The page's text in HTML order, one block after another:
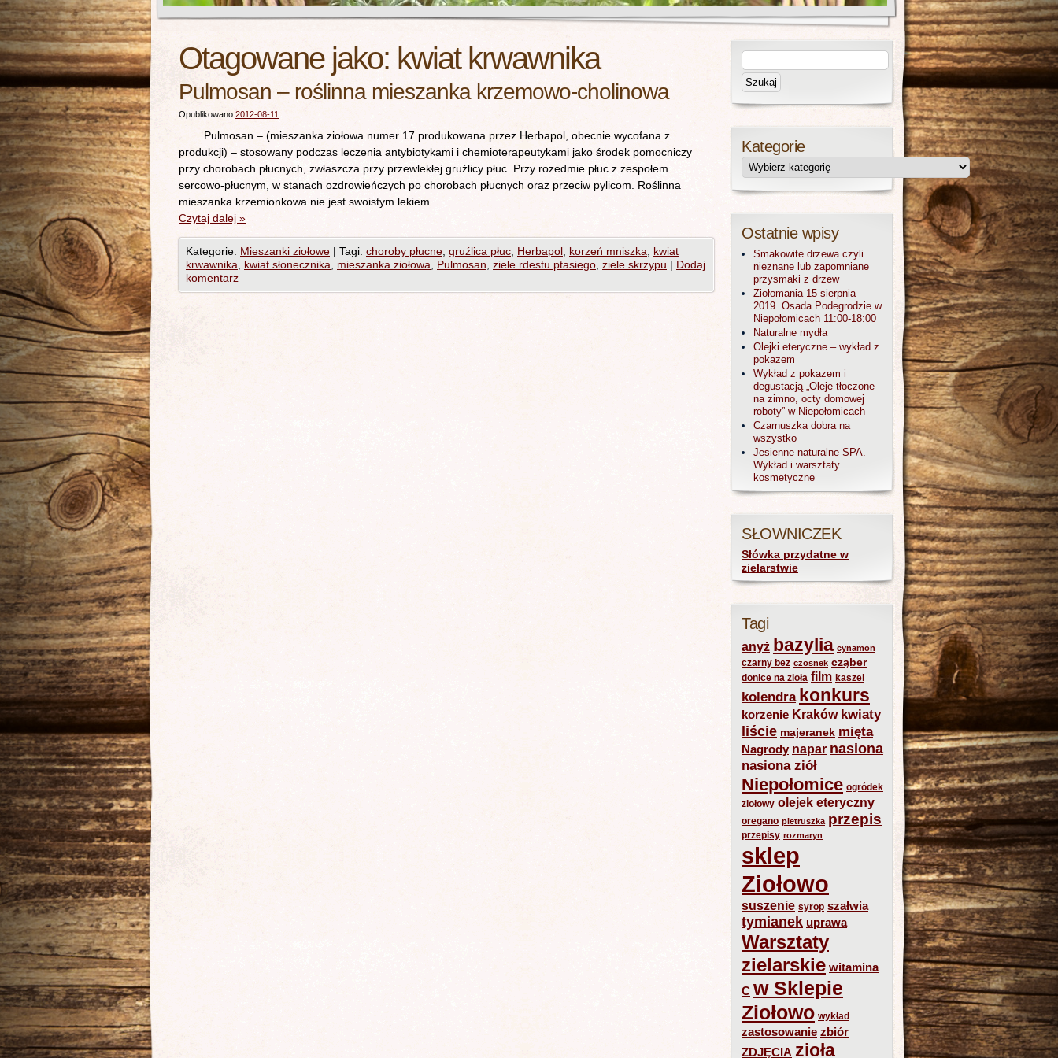
Otagowane jako: kwiat krwawnika
Pulmosan – roślinna mieszanka krzemowo-cholinowa
Opublikowano 2012-08-11
Pulmosan – (mieszanka ziołowa numer 17 produkowana przez Herbapol, obecnie wycofana z
produkcji) – stosowany podczas leczenia antybiotykami i chemioterapeutykami jako środek pomocniczy
przy chorobach płucnych, zwłaszcza przy przewlekłej gruźlicy płuc. Przy rozedmie płuc z zespołem
sercowo-płucnym, w stanach ozdrowieńczych po chorobach płucnych oraz przeciw pylicom. Roślinna
mieszanka krzemionkowa nie jest swoistym lekiem …
Czytaj dalej »
Kategorie: Mieszanki ziołowe | Tagi: choroby płucne gruźlica płuc Herbapol korzeń mniszka
kwiat
krwawnika
kwiat słonecznika mieszanka ziołowa Pulmosan ziele rdestu ptasiego ziele skrzypu | Dodaj
komentarz
Kategorie
Ostatnie wpisy
Smakowite drzewa czyli
nieznane lub zapomniane
przysmaki z drzew
Ziołomania 15 sierpnia
2019. Osada Podegrodzie w
Niepołomicach 11:00-18:00
Naturalne mydła
Olejki eteryczne – wykład z
pokazem
Wykład z pokazem i
degustacją „Oleje tłoczone
na zimno, octy domowej
roboty” w Niepołomicach
Czarnuszka dobra na
wszystko
Jesienne naturalne SPA.
Wykład i warsztaty
kosmetyczne
SŁOWNICZEK
Słówka przydatne w
zielarstwie
Tagi
anyż bazylia cynamon
czarny bez czosnek cząber
donice na zioła film kaszel
kolendra konkurs
korzenie Kraków kwiaty
liście majeranek mięta
Nagrody napar nasiona
nasiona ziół
Niepołomice ogródek
ziołowy olejek eteryczny
oregano pietruszka przepis
przepisy rozmaryn
sklep
Ziołowo
suszenie syrop szałwia
tymianek uprawa
Warsztaty
zielarskie witamina
C w Sklepie
Ziołowo wykład
zastosowanie zbiór
ZDJĘCIA zioła